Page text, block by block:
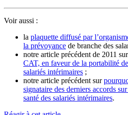
Voir aussi :
la plaquette diffusé par
la prévoyance de branche des
notre article précédent de 2011
CAT, en faveur de la portabilité
salariés intérimaires ;
notre article précédent sur
signataire des derniers accords
santé des salariés intérimaires.